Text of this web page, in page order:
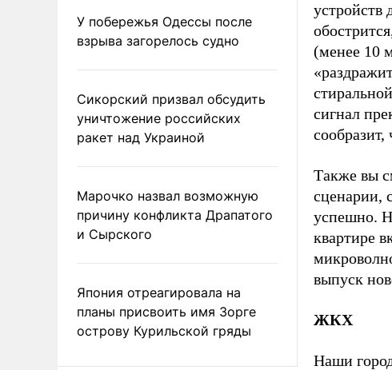
У побережья Одессы после
взрыва загорелось судно
Сикорский призвал обсудить
уничтожение российских
ракет над Украиной
Марочко назвал возможную
причину конфликта Драпатого
и Сырского
Япония отреагировала на
планы присвоить имя Зорге
острову Курильской гряды
устройств
(менее 10
сигнал
Также вы
сценарии,
успешно.
квартире
выпуск
ЖКХ
Наши